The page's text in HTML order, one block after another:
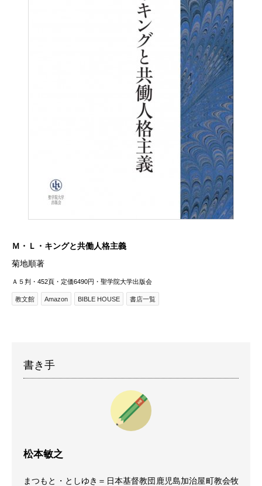
Ｍ・Ｌ・キングと共働人格主義
菊地順著
Ａ５判・452頁・定価6490円・聖学院大学出版会
教文館 Amazon BIBLE HOUSE 書店一覧
書き手
松本敏之
まつもと・としゆき＝日本基督教団鹿児島加治屋町教会牧